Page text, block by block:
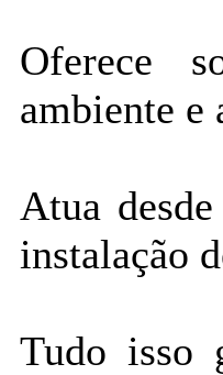
Oferece
ambiente e
Atua
instalação
Tudo isso